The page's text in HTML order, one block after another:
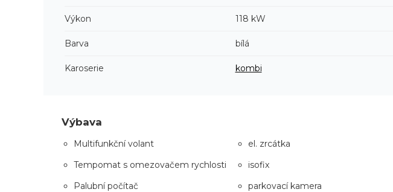
Výkon 118 kW
Barva bílá
Karoserie kombi
Výbava
Multifunkční volant
Tempomat s omezovačem rychlosti
Palubní počítač
el. zrcátka
isofix
parkovací kamera